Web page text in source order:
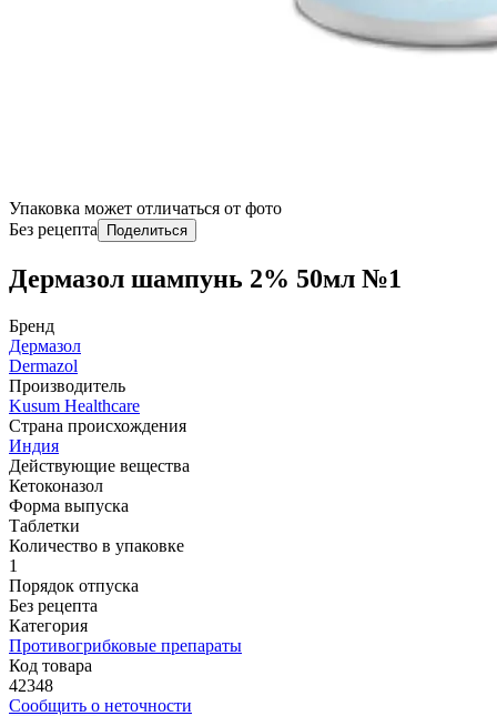
Упаковка может отличаться от фото
Без рецепта
Поделиться
Дермазол шампунь 2% 50мл №1
Бренд
Дермазол
Dermazol
Производитель
Kusum Healthcare
Страна происхождения
Индия
Действующие вещества
Кетоконазол
Форма выпуска
Таблетки
Количество в упаковке
1
Порядок отпуска
Без рецепта
Категория
Противогрибковые препараты
Код товара
42348
Сообщить о неточности